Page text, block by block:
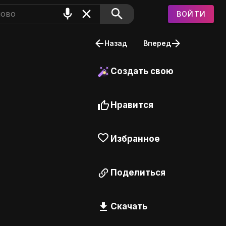
ВОЙТИ
Назад Вперед
Создать свою
Нравится
Избранное
Поделиться
Скачать